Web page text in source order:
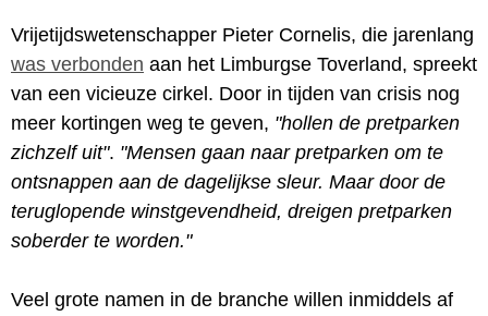
Vrijetijdswetenschapper Pieter Cornelis, die jarenlang
was verbonden aan het Limburgse Toverland, spreekt
van een vicieuze cirkel. Door in tijden van crisis nog
meer kortingen weg te geven, "hollen de pretparken
zichzelf uit". "Mensen gaan naar pretparken om te
ontsnappen aan de dagelijkse sleur. Maar door de
teruglopende winstgevendheid, dreigen pretparken
soberder te worden."
Veel grote namen in de branche willen inmiddels af